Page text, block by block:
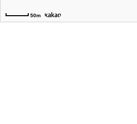
50m